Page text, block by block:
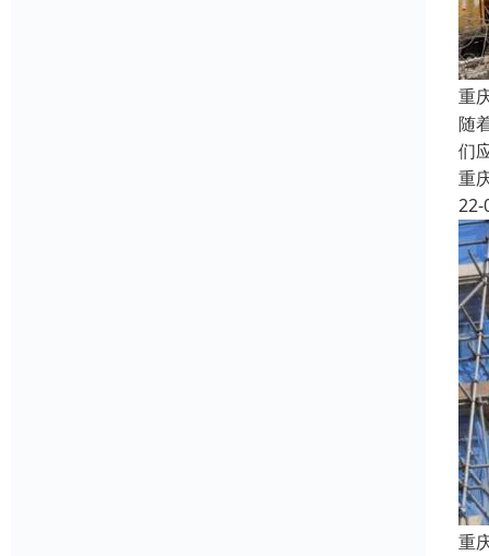
重
随
们
重
22-
重